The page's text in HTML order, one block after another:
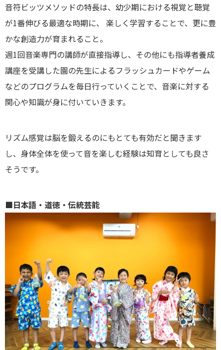
音符ビッツメソッドの特長は、幼少期における視覚と聴覚
が1番伸びる最適な時期に、 楽しく学習することで、更に豊
かな創造力が育まれること。
週1回音楽専門の講師が直接指導し、その他にも指導者養成
講座を受講した園の先生によるフラッシュカードやゲーム
などのプログラムを毎日行っていくことで、音楽に対する
関心や知識が身に付いていきます。
リズム感覚は脳を鍛えるのにもとても有効だと聞きます
し、身体全体を使って音を楽しむ経験は知育としても良さ
そうです。
■日本語・道徳・伝統芸能